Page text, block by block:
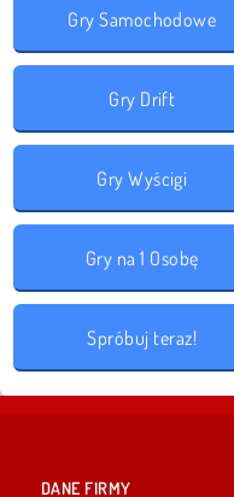
Gry Samochodowe
Gry Drift
Gry Wyścigi
Gry na 1 Osobę
Spróbuj teraz!
DANE FIRMY